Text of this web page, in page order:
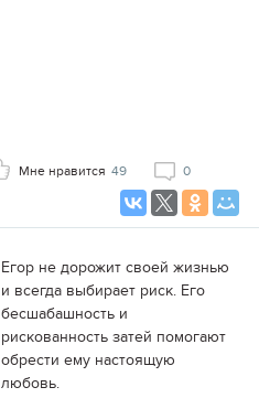
Мне нравится 49 0
Егор не дорожит своей жизнью
и всегда выбирает риск. Его
бесшабашность и
рискованность затей помогают
обрести ему настоящую
любовь.